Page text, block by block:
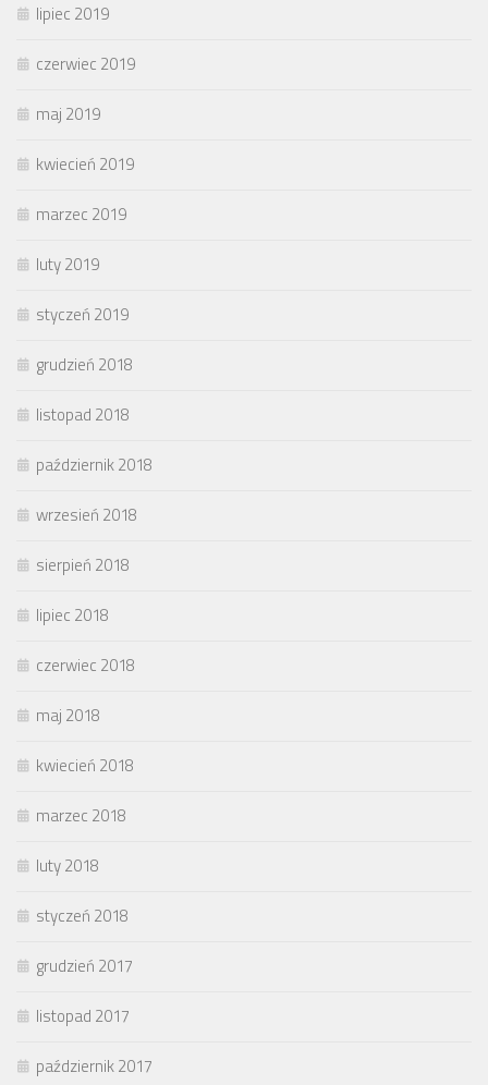
lipiec 2019
czerwiec 2019
maj 2019
kwiecień 2019
marzec 2019
luty 2019
styczeń 2019
grudzień 2018
listopad 2018
październik 2018
wrzesień 2018
sierpień 2018
lipiec 2018
czerwiec 2018
maj 2018
kwiecień 2018
marzec 2018
luty 2018
styczeń 2018
grudzień 2017
listopad 2017
październik 2017